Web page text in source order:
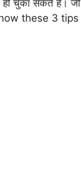
चुका सकते हैं। जी
these 3 tips